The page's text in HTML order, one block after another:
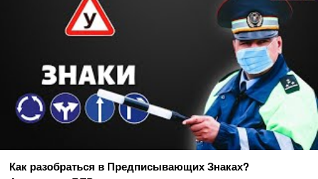
Как разобраться в Предписывающих Знаках?